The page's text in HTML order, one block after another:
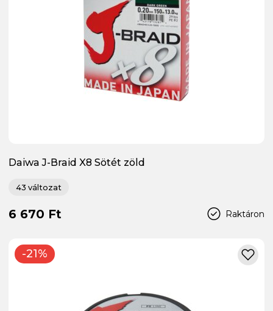
Daiwa J-Braid X8 Sötét zöld
43 változat
Raktáron
6 670 Ft
-21%